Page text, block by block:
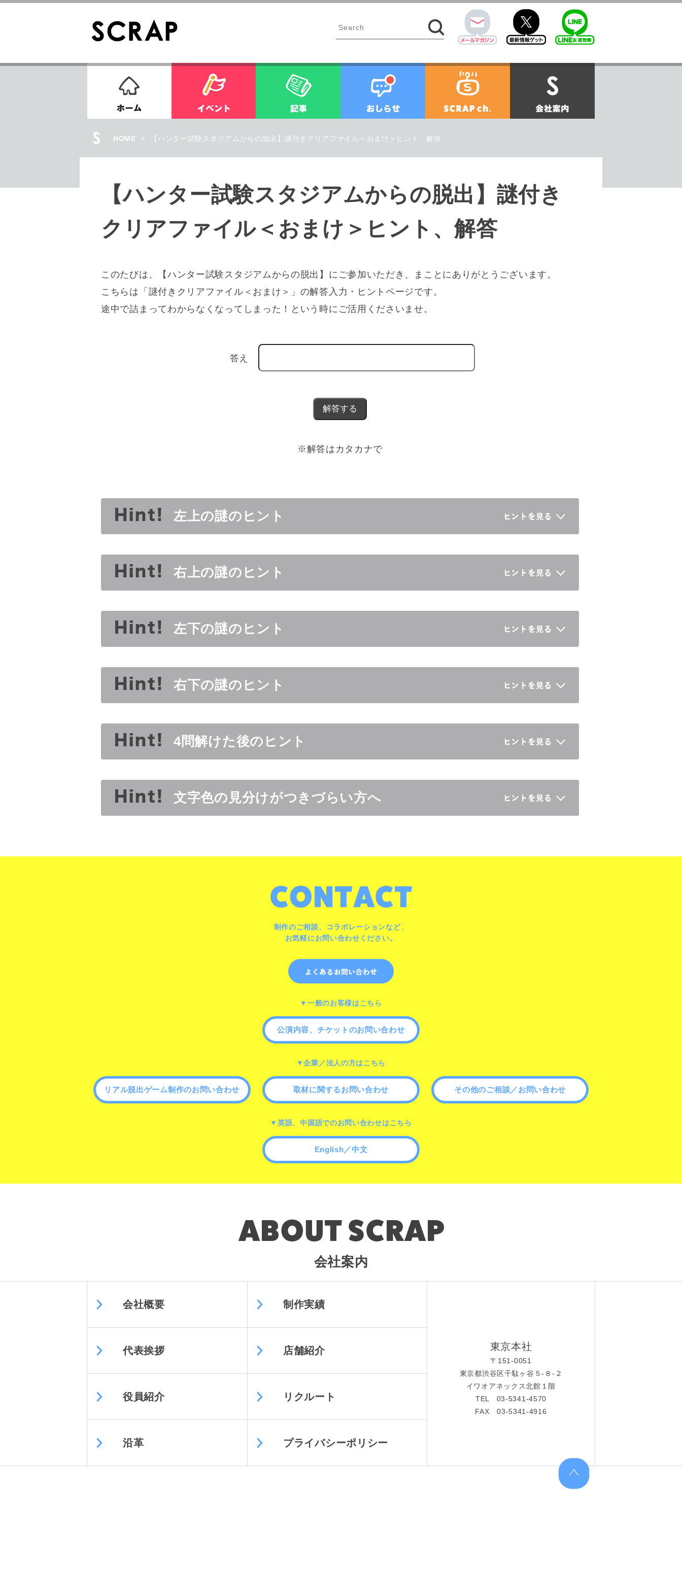
twitter
ホーム イベント 記事 お知らせ 会社案内
HOME > 【ハンター試験スタジアムからの脱出】謎付きクリアファイル＜おまけ＞ヒント、解答
【ハンター試験スタジアムからの脱出】謎付き
クリアファイル＜おまけ＞ヒント、解答
このたびは、【ハンター試験スタジアムからの脱出】にご参加いただき、まことにありがとうございます。
こちらは「謎付きクリアファイル＜おまけ＞」の解答入力・ヒントページです。
途中で詰まってわからなくなってしまった！という時にご活用くださいませ。
答え
※解答はカタカナで
左上の謎のヒント
右上の謎のヒント
左下の謎のヒント
右下の謎のヒント
4問解けた後のヒント
文字色の見分けがつきづらい方へ
制作のご相談、コラボレーションなど、
お気軽にお問い合わせください。
▼一般のお客様はこちら
公演内容、チケットのお問い合わせ
▼企業／法人の方はこちら
リアル脱出ゲーム制作のお問い合わせ 取材に関するお問い合わせ その他のご相談／お問い合わせ
▼英語、中国語でのお問い合わせはこちら
English／中文
会社案内
会社概要 制作実績
代表挨拶 店舗紹介
役員紹介 リクルート
沿革 プライバシーポリシー
東京本社
〒151-0051
東京都渋谷区千駄ヶ谷５-８-２
イワオアネックス北館１階
TEL 03-5341-4570
FAX 03-5341-4916